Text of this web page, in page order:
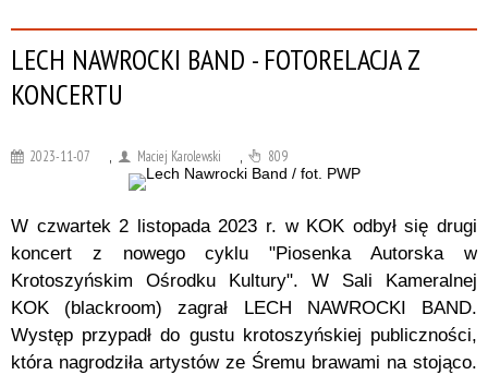
LECH NAWROCKI BAND - FOTORELACJA Z
KONCERTU
2023-11-07 Maciej Karolewski 809
W czwartek 2 listopada 2023 r. w KOK odbył się drugi
koncert z nowego cyklu "Piosenka Autorska w
Krotoszyńskim Ośrodku Kultury". W Sali Kameralnej
KOK (blackroom) zagrał LECH NAWROCKI BAND.
Występ przypadł do gustu krotoszyńskiej publiczności,
która nagrodziła artystów ze Śremu brawami na stojąco.